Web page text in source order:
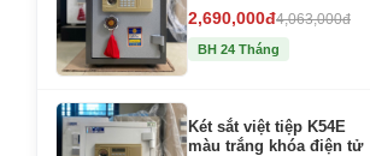
2,690,000đ4,063,000đ
BH 24 Tháng
Két sắt việt tiệp K54E
màu trắng khóa điện tử